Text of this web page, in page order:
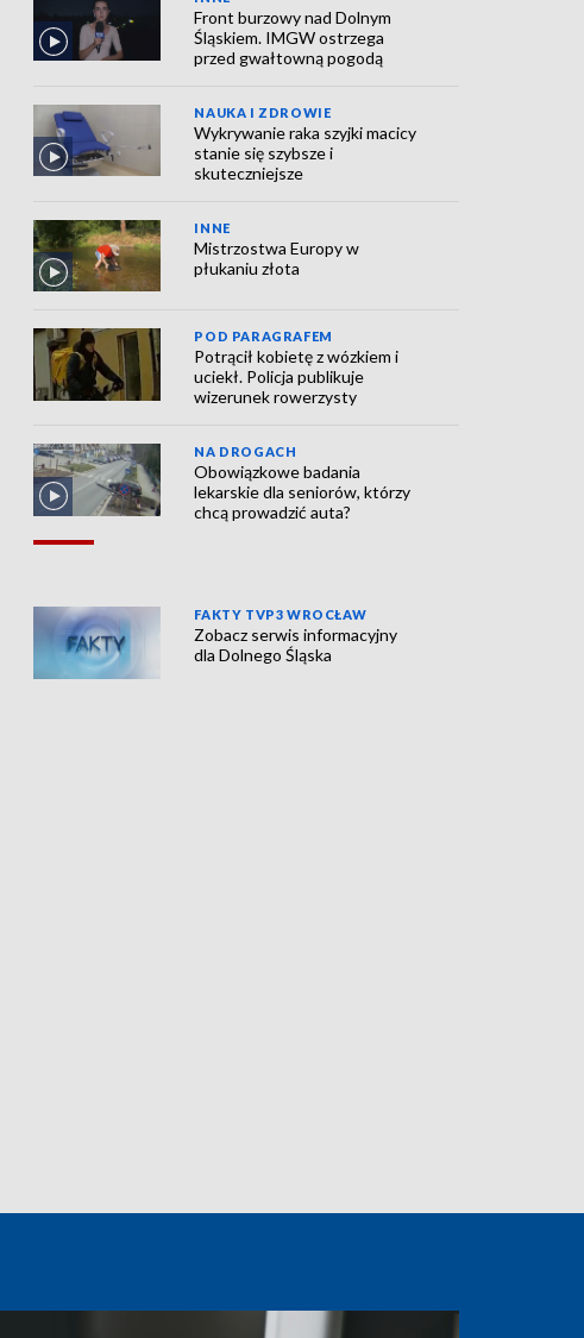
Front burzowy nad Dolnym
Śląskiem. IMGW ostrzega
przed gwałtowną pogodą
NAUKA I ZDROWIE
Wykrywanie raka szyjki macicy
stanie się szybsze i
skuteczniejsze
INNE
Mistrzostwa Europy w
płukaniu złota
POD PARAGRAFEM
Potrącił kobietę z wózkiem i
uciekł. Policja publikuje
wizerunek rowerzysty
NA DROGACH
Obowiązkowe badania
lekarskie dla seniorów, którzy
chcą prowadzić auta?
FAKTY TVP3 WROCŁAW
Zobacz serwis informacyjny
dla Dolnego Śląska